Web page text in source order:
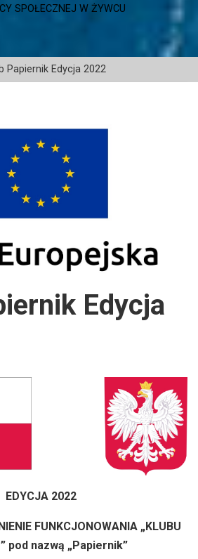
SPOŁECZNEJ W ŻYWCU
Papiernik Edycja 2022
Edycja
EDYCJA 2022
FUNKCJONOWANIA „KLUBU
pod nazwą „Papiernik”